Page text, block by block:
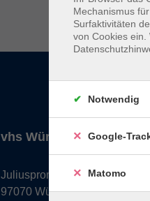
vhs Würzburg &
Juliuspromenade 68
97070 Würzburg
Mechanismus
Surfaktivitäten
von Cookies
Notwendig
Google-
Matomo